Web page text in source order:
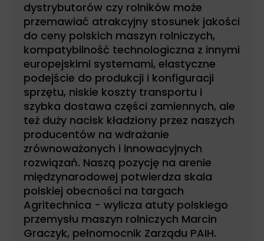
dystrybutorów czy rolników może
przemawiać atrakcyjny stosunek jakości
do ceny polskich maszyn rolniczych,
kompatybilność technologiczna z innymi
europejskimi systemami, elastyczne
podejście do produkcji i konfiguracji
sprzętu, niskie koszty transportu i
szybka dostawa części zamiennych, ale
też duży nacisk kładziony przez naszych
producentów na wdrażanie
zrównoważonych i innowacyjnych
rozwiązań. Naszą pozycję na arenie
międzynarodowej potwierdza skala
polskiej obecności na targach
Agritechnica - wylicza atuty polskiego
przemysłu maszyn rolniczych Marcin
Graczyk, pełnomocnik Zarządu PAIH.